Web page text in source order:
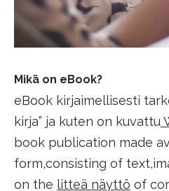
Mikä on eBook?
eBook kirjaimellisesti
kirja” ja kuten on kuvattu
book publication made
form,consisting of
on the litteä näyttö of